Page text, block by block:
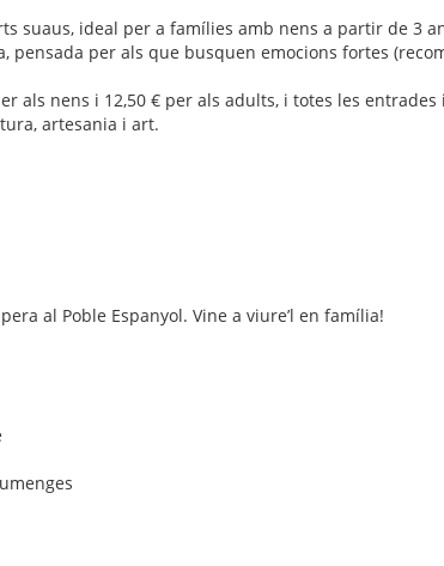
suaus, ideal per a famílies amb nens a partir de 3
pensada per als que busquen emocions fortes
als nens i 12,50 € per als adults, i totes les entrades
artesania i art.
al Poble Espanyol. Vine a viure’l en família!